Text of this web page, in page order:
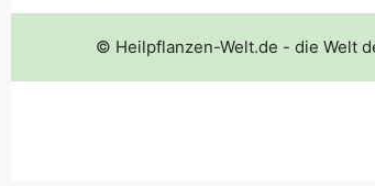
© Heilpflanzen-Welt.de - die Welt